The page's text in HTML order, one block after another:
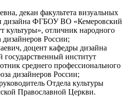
декан факультета визуальных
дизайна ФГБОУ ВО «Кемеровский
культуры», отличник народного
России;
доцент кафедры дизайна
институт
среднего профессионального
дизайнеров России;
Отдела культуры
Православной Церкви.